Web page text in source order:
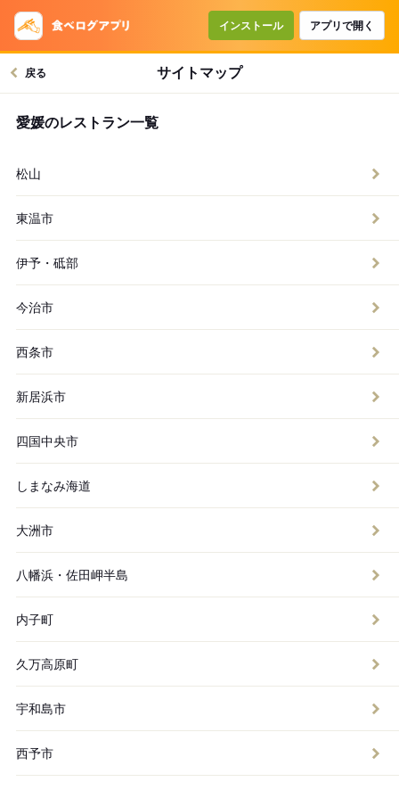
インストール アプリで開く
サイトマップ
戻る
愛媛のレストラン一覧
松山
東温市
伊予・砥部
今治市
西条市
新居浜市
四国中央市
しまなみ海道
大洲市
八幡浜・佐田岬半島
内子町
久万高原町
宇和島市
西予市